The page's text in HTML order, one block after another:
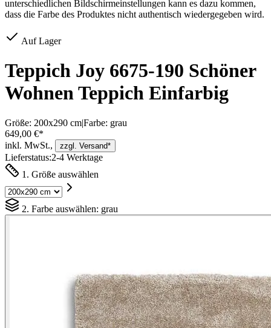
unterschiedlichen Bildschirmeinstellungen kann es dazu kommen,
dass die Farbe des Produktes nicht authentisch wiedergegeben wird.
Auf Lager
Teppich Joy 6675-190 Schöner
Wohnen Teppich Einfarbig
Größe: 200x290 cm|Farbe: grau
649,00 €*
inkl. MwSt.,
zzgl. Versand*
Lieferstatus:2-4 Werktage
1. Größe auswählen
2. Farbe auswählen: grau